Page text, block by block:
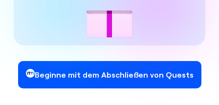
Beginne mit dem Abschließen von Quests